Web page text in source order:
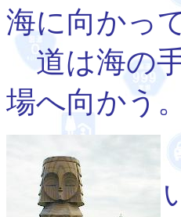
海に向かっ
道は海の
場へ向かう。